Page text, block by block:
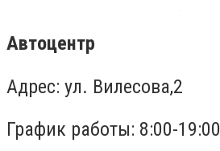
Автоцентр
Адрес: ул. Вилесова,2
График работы: 8:00-19:00